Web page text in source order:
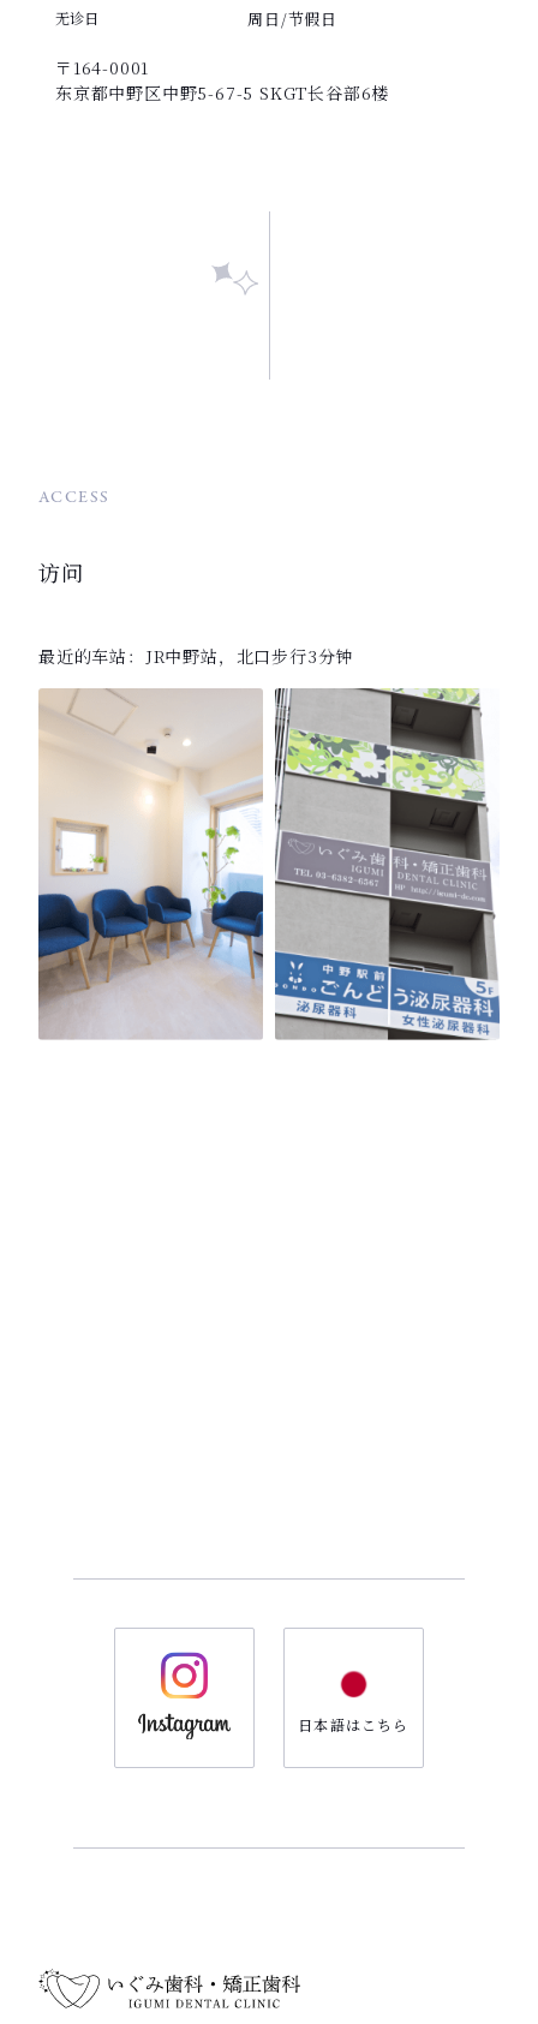
无诊日 周日/节假日
〒164-0001
东京都中野区中野5-67-5 SKGT长谷部6楼
ACCESS
访问
最近的车站：JR中野站，北口步行3分钟
日本語はこちら